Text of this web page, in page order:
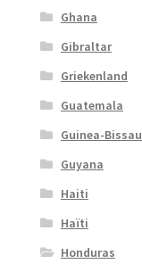
Ghana
Gibraltar
Griekenland
Guatemala
Guinea-Bissau
Guyana
Haiti
Haïti
Honduras